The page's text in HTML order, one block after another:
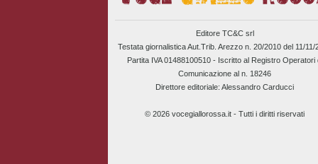
Editore TC&C srl
Testata giornalistica Aut.Trib. Arezzo n. 20/2010 del 11/11/
Partita IVA 01488100510 - Iscritto al Registro Operatori
Comunicazione al n. 18246
Direttore editoriale: Alessandro Carducci
© 2026 vocegiallorossa.it - Tutti i diritti riservati